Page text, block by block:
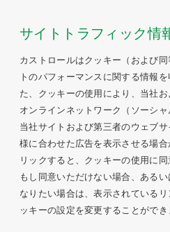
サイトトラフィック情
カストロールはクッキー（および
トのパフォーマンスに関する情報
た、クッキーの使用により、当社
オンラインネットワーク（ソーシ
当社サイトおよび第三者のウェブ
様に合わせた広告を表示させる場
リックすると、クッキーの使用に
もし同意いただけない場合、ある
なりたい場合は、表示されている
ッキーの設定を変更することができ